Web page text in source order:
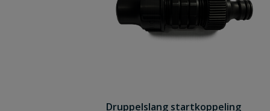
Druppelslang startkoppeling